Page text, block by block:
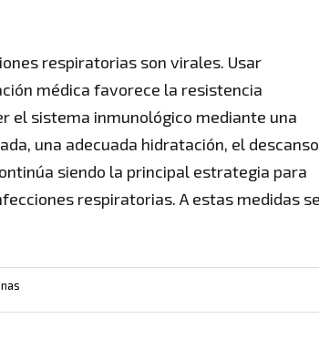
respiratorias son virales. Usar
médica favorece la resistencia
el sistema inmunológico mediante una
una adecuada hidratación, el descanso
siendo la principal estrategia para
respiratorias. A estas medidas